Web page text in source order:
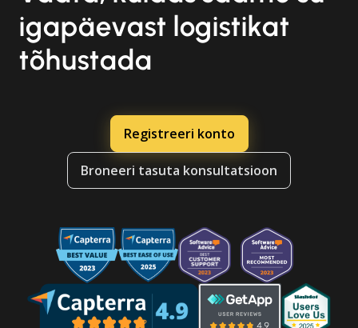
igapäevast logistikat
tõhustada
Registreeri konto
Broneeri tasuta konsultatsioon